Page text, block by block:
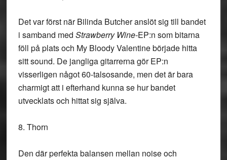
Det var först när Bilinda Butcher anslöt sig till bandet
i samband med Strawberry Wine-EP:n som bitarna
föll på plats och My Bloody Valentine började hitta
sitt sound. De jangliga gitarrerna gör EP:n
visserligen något 60-talsosande, men det är bara
charmigt att i efterhand kunna se hur bandet
utvecklats och hittat sig själva.
8. Thorn
Den där perfekta balansen mellan noise och